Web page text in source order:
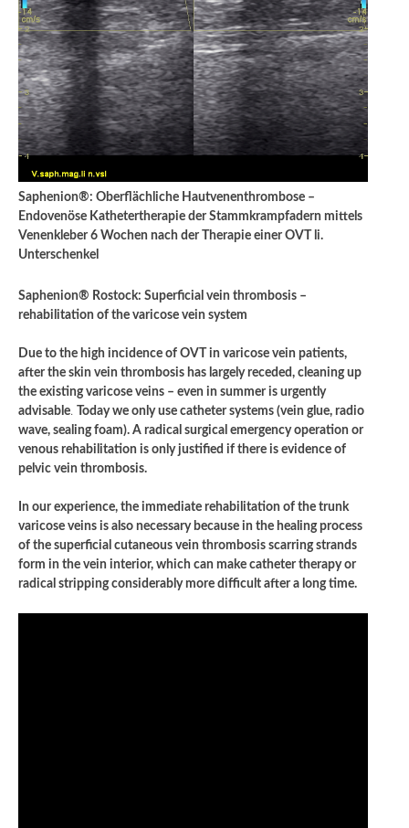
Saphenion®: Oberflächliche Hautvenenthrombose –
Endovenöse Kathetertherapie der Stammkrampfadern mittels
Venenkleber 6 Wochen nach der Therapie einer OVT li.
Unterschenkel
Saphenion® Rostock: Superficial vein thrombosis –
rehabilitation of the varicose vein system
Due to the high incidence of OVT in varicose vein patients,
after the skin vein thrombosis has largely receded, cleaning up
the existing varicose veins – even in summer is urgently
advisable.
Today we only use catheter systems (vein glue, radio
wave, sealing foam). A radical surgical emergency operation or
venous rehabilitation is only justified if there is evidence of
pelvic vein thrombosis.
In our experience, the immediate rehabilitation of the trunk
varicose veins is also necessary because in the healing process
of the superficial cutaneous vein thrombosis scarring strands
form in the vein interior, which can make catheter therapy or
radical stripping considerably more difficult after a long time.